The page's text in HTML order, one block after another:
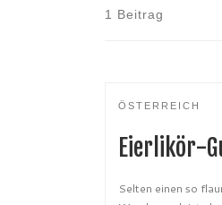
1 Beitrag
ÖSTERREICH
Eierlikör-
Selten einen so